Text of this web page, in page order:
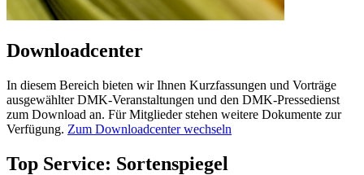
Downloadcenter
In diesem Bereich bieten wir Ihnen Kurzfassungen und Vorträge
ausgewählter DMK-Veranstaltungen und den DMK-Pressedienst
zum Download an. Für Mitglieder stehen weitere Dokumente zur
Verfügung. Zum Downloadcenter wechseln
Top Service: Sortenspiegel